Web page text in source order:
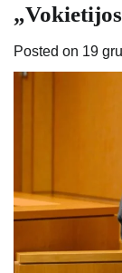
Posted on 19